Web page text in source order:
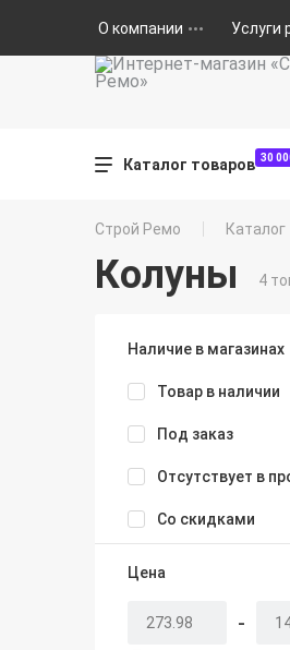
О компании Услуги
Каталог товаров 30
Строй Ремо Каталог
Колуны 4
Наличие в магазинах
Товар в наличии
Под заказ
Отсутствует в
Со скидками
Цена
-